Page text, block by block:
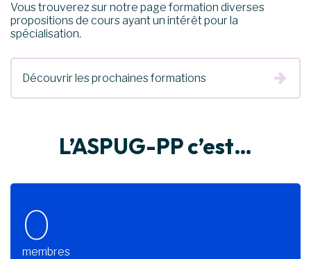
Vous trouverez sur notre page formation diverses
propositions de cours ayant un intérêt pour la
spécialisation.
Découvrir les prochaines formations
L’ASPUG-PP c’est…
0
membres